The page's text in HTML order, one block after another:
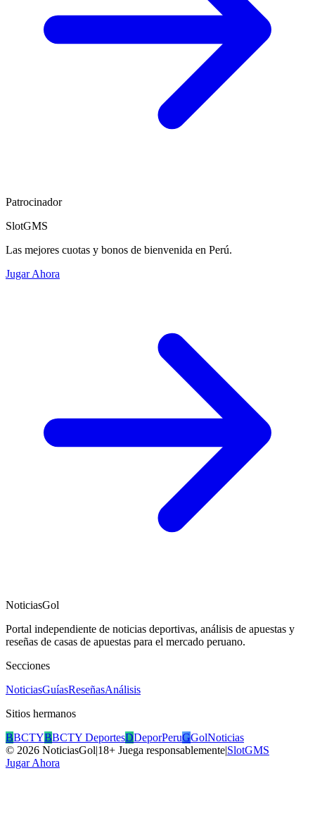
Patrocinador
SlotGMS
Las mejores cuotas y bonos de bienvenida en Perú.
Jugar Ahora
NoticiasGol
Portal independiente de noticias deportivas, análisis de apuestas y
reseñas de casas de apuestas para el mercado peruano.
Secciones
NoticiasGuíasReseñasAnálisis
Sitios hermanos
BBCTYBBCTY DeportesDDeporPeruGGolNoticias
© 2026 NoticiasGol|18+ Juega responsablemente|SlotGMS
Jugar Ahora